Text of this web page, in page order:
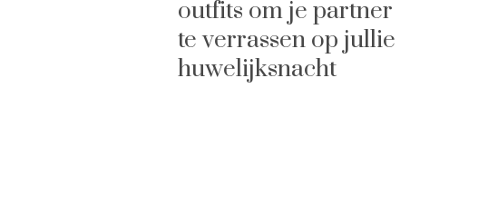
outfits om je partner
te verrassen op jullie
huwelijksnacht